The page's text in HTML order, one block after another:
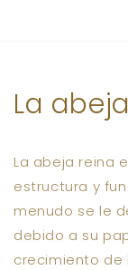
La
La abeja reina
estructura y
menudo se le
debido a su
crecimiento de